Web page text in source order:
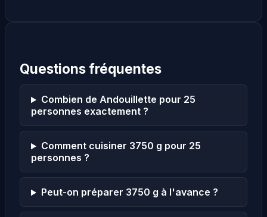
Questions fréquentes
Combien de Andouillette pour 25
personnes exactement ?
Comment cuisiner 3750 g pour 25
personnes ?
Peut-on préparer 3750 g à l'avance ?